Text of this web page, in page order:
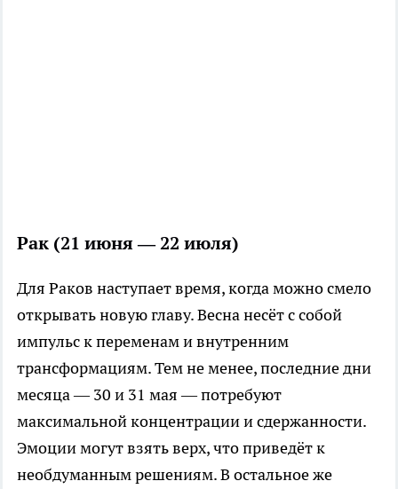
Рак (21 июня — 22 июля)
Для Раков наступает время, когда можно смело
открывать новую главу. Весна несёт с собой
импульс к переменам и внутренним
трансформациям. Тем не менее, последние дни
месяца — 30 и 31 мая — потребуют
максимальной концентрации и сдержанности.
Эмоции могут взять верх, что приведёт к
необдуманным решениям. В остальное же